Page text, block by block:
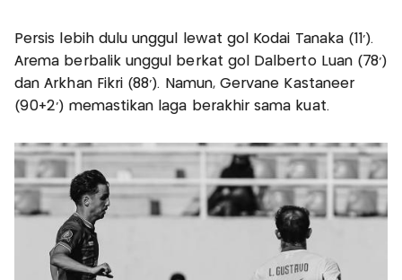
Persis lebih dulu unggul lewat gol Kodai Tanaka (11’).
Arema berbalik unggul berkat gol Dalberto Luan (78’)
dan Arkhan Fikri (88’). Namun, Gervane Kastaneer
(90+2’) memastikan laga berakhir sama kuat.